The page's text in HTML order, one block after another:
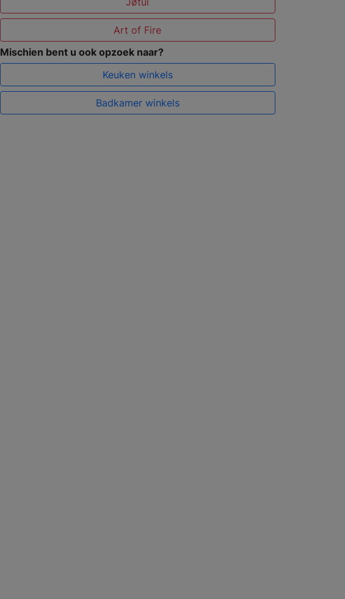
Art of Fire
Mischien bent u ook opzoek naar?
Keuken winkels
Badkamer winkels